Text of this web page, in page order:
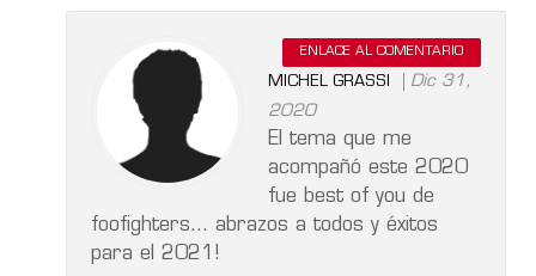
ENLACE AL COMENTARIO
MICHEL GRASSI
Dic 31,
2020
El tema que me
acompañó este 2020
fue best of you de
foofighters... abrazos a todos y éxitos
para el 2021!